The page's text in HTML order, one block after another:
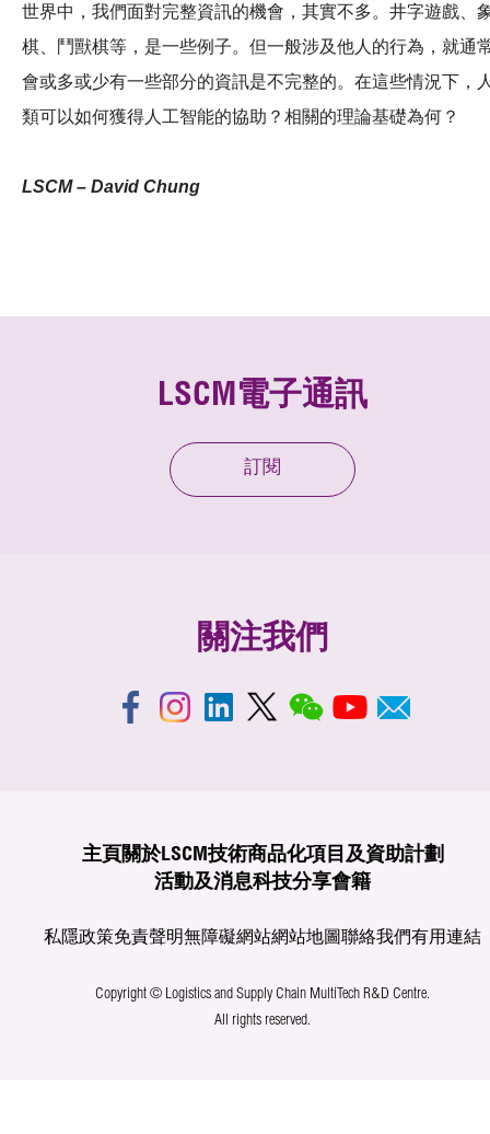
世界中，我們面對完整資訊的機會，其實不多。井字遊戲、
棋、鬥獸棋等，是一些例子。但一般涉及他人的行為，就通
會或多或少有一些部分的資訊是不完整的。在這些情況下，
類可以如何獲得人工智能的協助？相關的理論基礎為何？
LSCM – David Chung
LSCM電子通訊
訂閱
關注我們
主頁 關於LSCM技術商品化項目及資助計劃
活動及消息科技分享會籍
私隱政策免責聲明無障礙網站網站地圖聯絡我們有用連結
Copyright © Logistics and Supply Chain MultiTech R&D Centre.
All rights reserved.